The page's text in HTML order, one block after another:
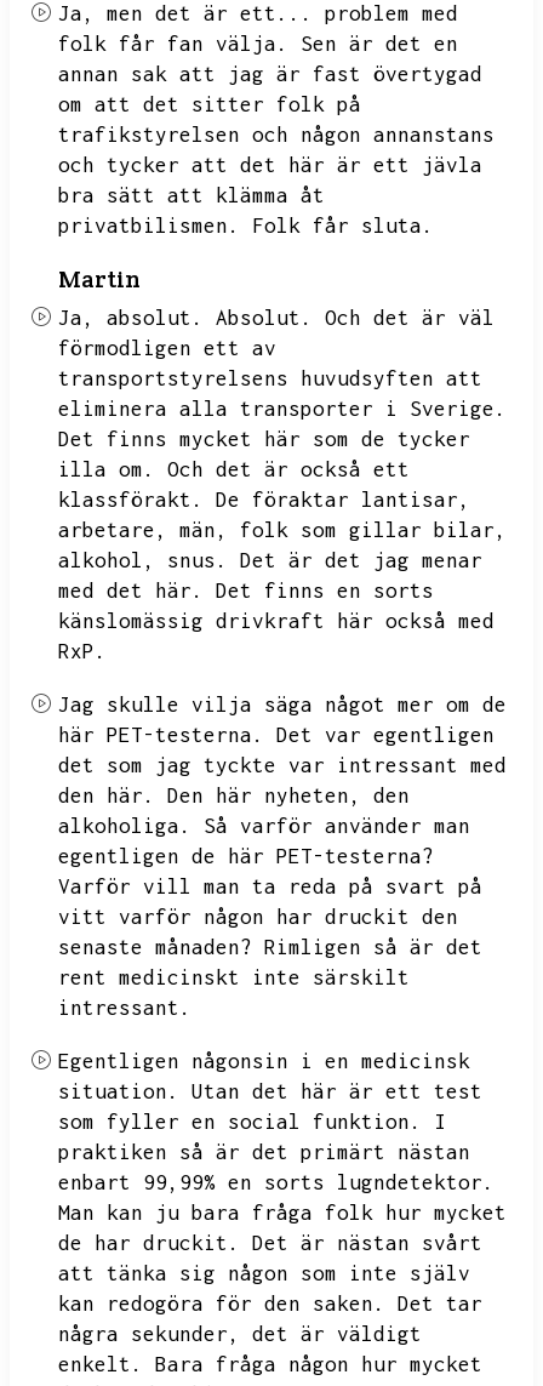
Ja, men det är ett...
problem med
folk får fan välja.
Sen är det en
annan sak att jag är fast övertygad
om att det sitter folk på
trafikstyrelsen och någon annanstans
och tycker att det här är ett jävla
bra sätt att klämma åt
privatbilismen.
Folk får sluta.
Martin
Ja, absolut. Absolut.
Och det är väl
förmodligen ett av
transportstyrelsens huvudsyften att
eliminera alla transporter i Sverige.
Det finns mycket här som de tycker
illa om.
Och det är också ett
klassförakt.
De föraktar lantisar,
arbetare,
män,
folk som gillar bilar,
alkohol,
snus.
Det är det jag menar
med det här.
Det finns en sorts
känslomässig drivkraft här också med
RxP.
Jag skulle vilja säga något mer om de
här PET-testerna.
Det var egentligen
det som jag tyckte var intressant med
den här.
Den här nyheten,
den
alkoholiga.
Så varför använder man
egentligen de här PET-testerna?
Varför vill man ta reda på svart på
vitt varför någon har druckit den
senaste månaden? Rimligen så är det
rent medicinskt inte särskilt
intressant.
Egentligen någonsin i en medicinsk
situation.
Utan det här är ett test
som fyller en social funktion.
I
praktiken så är det primärt nästan
enbart 99,99% en sorts lugndetektor.
Man kan ju bara fråga folk hur mycket
de har druckit.
Det är nästan svårt
att tänka sig någon som inte själv
kan redogöra för den saken.
Det tar
några sekunder,
det är väldigt
enkelt.
Bara fråga någon hur mycket